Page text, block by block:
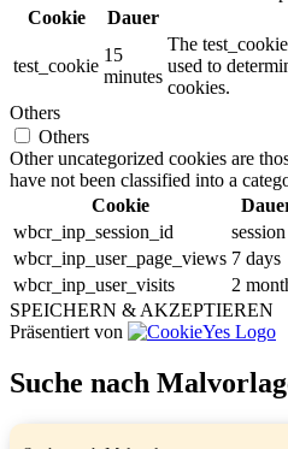
Cookie
Dauer
test_cookie
15
minutes
The
used to
cookies.
Others
Others
Other uncategorized cookies are
have not been classified into a
Cookie
wbcr_inp_session_id
session
wbcr_inp_user_page_views 7 days
wbcr_inp_user_visits
2
SPEICHERN & AKZEPTIEREN
Präsentiert von
Suche nach